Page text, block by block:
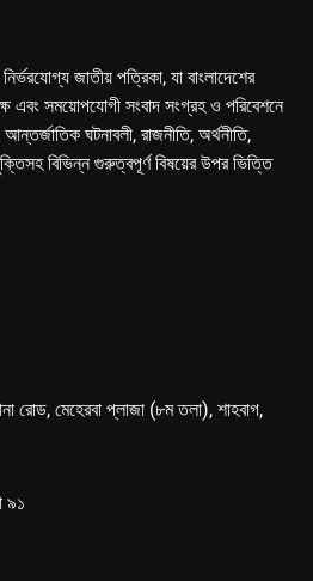
জাতীয় পত্রিকা, যা বাংলাদেশের
এবং সময়োপযোগী সংবাদ সংগ্রহ ও পরিবেশনে
ঘটনাবলী, রাজনীতি, অর্থনীতি,
বিভিন্ন গুরুত্বপূর্ণ বিষয়ের উপর ভিত্তি
রোড, মেহেরবা প্লাজা (৮ম তলা), শাহবাগ,
৯১